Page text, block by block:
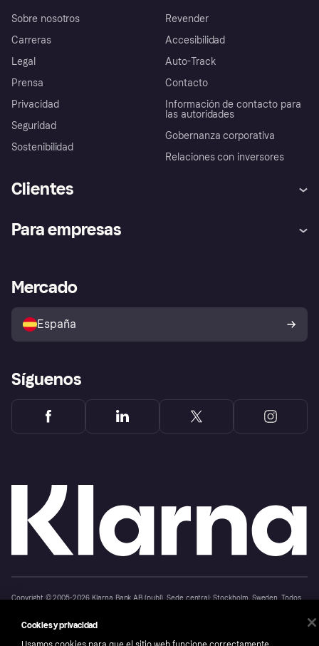
Sobre nosotros
Carreras
Legal
Prensa
Privacidad
Seguridad
Sostenibilidad
Revender
Accesibilidad
Auto-Track
Contacto
Información de contacto para
las autoridades
Gobernanza corporativa
Relaciones con inversores
Clientes
Inicio de sesión
Directorio de tiendas
Política de protección al
comprador de Klarna
Reclamaciones
Para empresas
Acceso empresas
Mercado
España
Síguenos
Copyright © 2005-2026 Klarna Bank AB (publ). Sede central: Stockholm, Sweden. Todos
Aviso Sobre Cookies Klarna.com
Cookies y privacidad